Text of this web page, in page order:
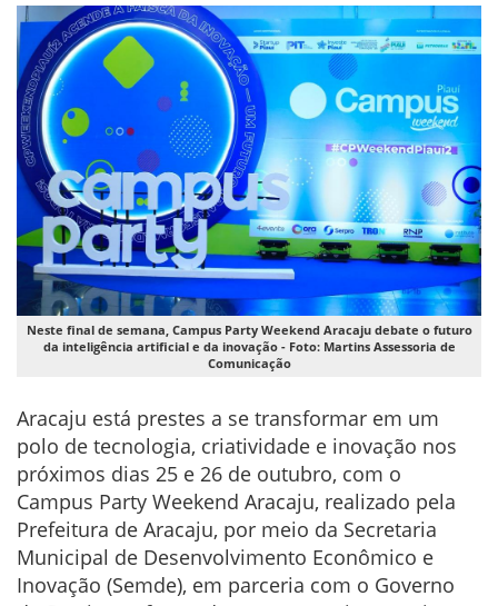
Neste final de semana, Campus Party Weekend Aracaju debate o futuro
da inteligência artificial e da inovação - Foto: Martins Assessoria de
Comunicação
Aracaju está prestes a se transformar em um
polo de tecnologia, criatividade e inovação nos
próximos dias 25 e 26 de outubro, com o
Campus Party Weekend Aracaju, realizado pela
Prefeitura de Aracaju, por meio da Secretaria
Municipal de Desenvolvimento Econômico e
Inovação (Semde), em parceria com o Governo